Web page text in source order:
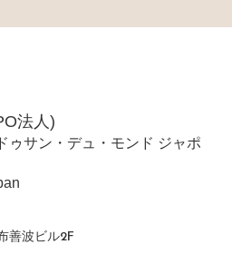
法人)
ゥサン・デュ・モンド ジャポ
善波ビル2F